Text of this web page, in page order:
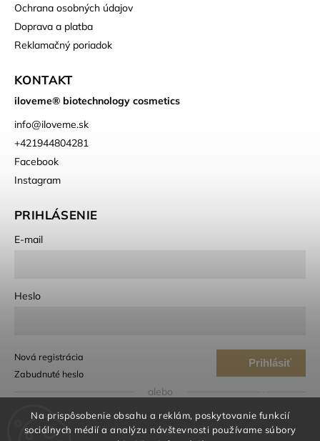
Na prispôsobenie obsahu a reklám, poskytovanie funkcií
sociálnych médií a analýzu návštevnosti používame súbory
Ochrana osobných údajov
Doprava a platba
Reklamačný poriadok
KONTAKT
iloveme® biotechnology cosmetics
info@iloveme.sk
+421944804281
Facebook
Instagram
PRIHLÁSENIE
E-mail
Heslo
Prihlásiť
Nová registrácia
Zabudnuté heslo
alebo
Prihlásiť sa cez Google